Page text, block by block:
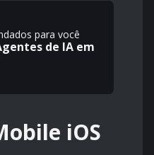
para você
de IA em
iOS